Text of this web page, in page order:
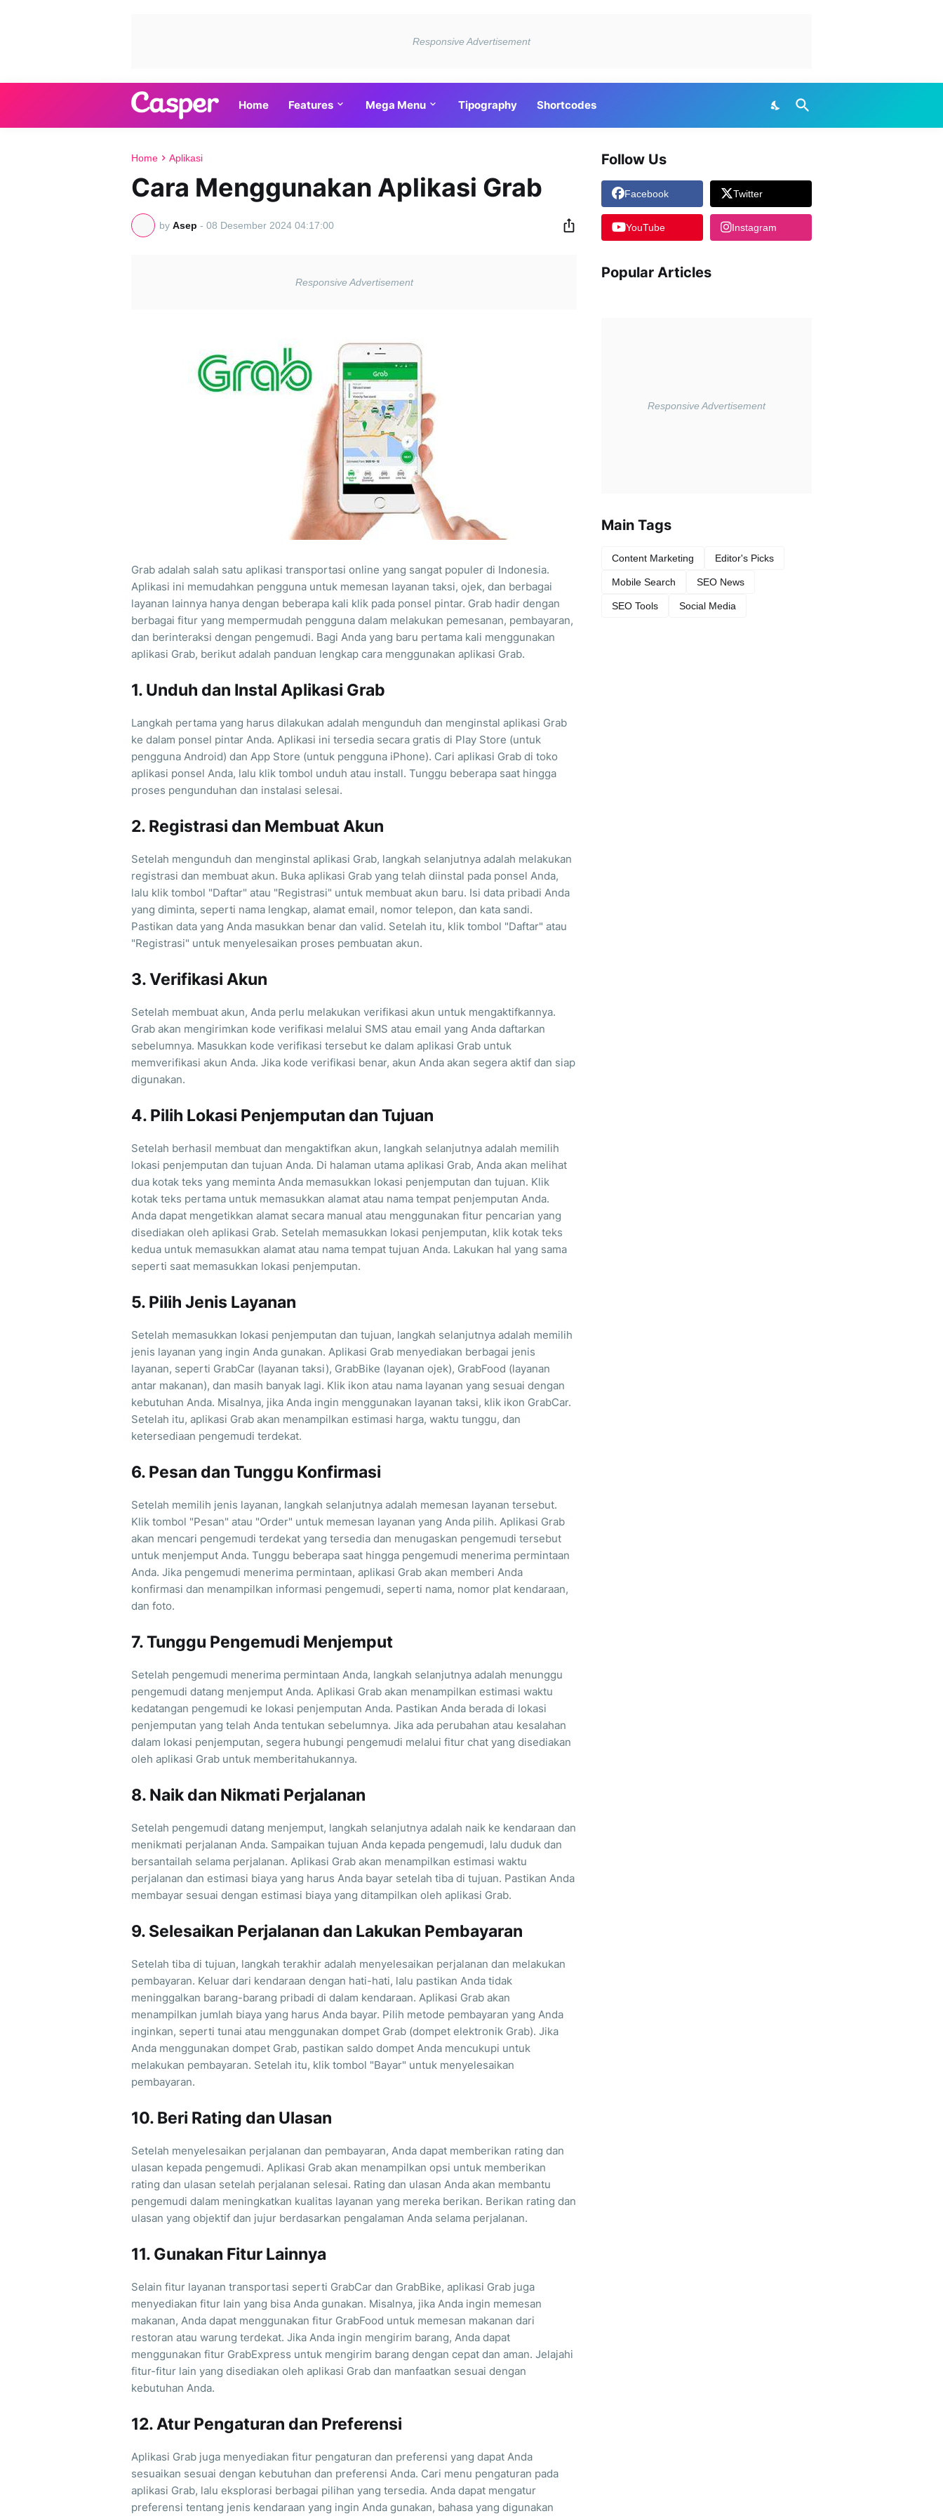
Home Features Mega Menu Tipography Shortcodes
Home Aplikasi
Cara Menggunakan Aplikasi Grab
by Asep - 08 Desember 2024 04:17:00
Grab adalah salah satu aplikasi transportasi online yang sangat populer di Indonesia.
Aplikasi ini memudahkan pengguna untuk memesan layanan taksi, ojek, dan berbagai
layanan lainnya hanya dengan beberapa kali klik pada ponsel pintar. Grab hadir dengan
berbagai fitur yang mempermudah pengguna dalam melakukan pemesanan, pembayaran,
dan berinteraksi dengan pengemudi. Bagi Anda yang baru pertama kali menggunakan
aplikasi Grab, berikut adalah panduan lengkap cara menggunakan aplikasi Grab.
1. Unduh dan Instal Aplikasi Grab
Langkah pertama yang harus dilakukan adalah mengunduh dan menginstal aplikasi Grab
ke dalam ponsel pintar Anda. Aplikasi ini tersedia secara gratis di Play Store (untuk
pengguna Android) dan App Store (untuk pengguna iPhone). Cari aplikasi Grab di toko
aplikasi ponsel Anda, lalu klik tombol unduh atau install. Tunggu beberapa saat hingga
proses pengunduhan dan instalasi selesai.
2. Registrasi dan Membuat Akun
Setelah mengunduh dan menginstal aplikasi Grab, langkah selanjutnya adalah melakukan
registrasi dan membuat akun. Buka aplikasi Grab yang telah diinstal pada ponsel Anda,
lalu klik tombol "Daftar" atau "Registrasi" untuk membuat akun baru. Isi data pribadi Anda
yang diminta, seperti nama lengkap, alamat email, nomor telepon, dan kata sandi.
Pastikan data yang Anda masukkan benar dan valid. Setelah itu, klik tombol "Daftar" atau
"Registrasi" untuk menyelesaikan proses pembuatan akun.
3. Verifikasi Akun
Setelah membuat akun, Anda perlu melakukan verifikasi akun untuk mengaktifkannya.
Grab akan mengirimkan kode verifikasi melalui SMS atau email yang Anda daftarkan
sebelumnya. Masukkan kode verifikasi tersebut ke dalam aplikasi Grab untuk
memverifikasi akun Anda. Jika kode verifikasi benar, akun Anda akan segera aktif dan siap
digunakan.
4. Pilih Lokasi Penjemputan dan Tujuan
Setelah berhasil membuat dan mengaktifkan akun, langkah selanjutnya adalah memilih
lokasi penjemputan dan tujuan Anda. Di halaman utama aplikasi Grab, Anda akan melihat
dua kotak teks yang meminta Anda memasukkan lokasi penjemputan dan tujuan. Klik
kotak teks pertama untuk memasukkan alamat atau nama tempat penjemputan Anda.
Anda dapat mengetikkan alamat secara manual atau menggunakan fitur pencarian yang
disediakan oleh aplikasi Grab. Setelah memasukkan lokasi penjemputan, klik kotak teks
kedua untuk memasukkan alamat atau nama tempat tujuan Anda. Lakukan hal yang sama
seperti saat memasukkan lokasi penjemputan.
5. Pilih Jenis Layanan
Setelah memasukkan lokasi penjemputan dan tujuan, langkah selanjutnya adalah memilih
jenis layanan yang ingin Anda gunakan. Aplikasi Grab menyediakan berbagai jenis
layanan, seperti GrabCar (layanan taksi), GrabBike (layanan ojek), GrabFood (layanan
antar makanan), dan masih banyak lagi. Klik ikon atau nama layanan yang sesuai dengan
kebutuhan Anda. Misalnya, jika Anda ingin menggunakan layanan taksi, klik ikon GrabCar.
Setelah itu, aplikasi Grab akan menampilkan estimasi harga, waktu tunggu, dan
ketersediaan pengemudi terdekat.
6. Pesan dan Tunggu Konfirmasi
Setelah memilih jenis layanan, langkah selanjutnya adalah memesan layanan tersebut.
Klik tombol "Pesan" atau "Order" untuk memesan layanan yang Anda pilih. Aplikasi Grab
akan mencari pengemudi terdekat yang tersedia dan menugaskan pengemudi tersebut
untuk menjemput Anda. Tunggu beberapa saat hingga pengemudi menerima permintaan
Anda. Jika pengemudi menerima permintaan, aplikasi Grab akan memberi Anda
konfirmasi dan menampilkan informasi pengemudi, seperti nama, nomor plat kendaraan,
dan foto.
7. Tunggu Pengemudi Menjemput
Setelah pengemudi menerima permintaan Anda, langkah selanjutnya adalah menunggu
pengemudi datang menjemput Anda. Aplikasi Grab akan menampilkan estimasi waktu
kedatangan pengemudi ke lokasi penjemputan Anda. Pastikan Anda berada di lokasi
penjemputan yang telah Anda tentukan sebelumnya. Jika ada perubahan atau kesalahan
dalam lokasi penjemputan, segera hubungi pengemudi melalui fitur chat yang disediakan
oleh aplikasi Grab untuk memberitahukannya.
8. Naik dan Nikmati Perjalanan
Setelah pengemudi datang menjemput, langkah selanjutnya adalah naik ke kendaraan dan
menikmati perjalanan Anda. Sampaikan tujuan Anda kepada pengemudi, lalu duduk dan
bersantailah selama perjalanan. Aplikasi Grab akan menampilkan estimasi waktu
perjalanan dan estimasi biaya yang harus Anda bayar setelah tiba di tujuan. Pastikan Anda
membayar sesuai dengan estimasi biaya yang ditampilkan oleh aplikasi Grab.
9. Selesaikan Perjalanan dan Lakukan Pembayaran
Setelah tiba di tujuan, langkah terakhir adalah menyelesaikan perjalanan dan melakukan
pembayaran. Keluar dari kendaraan dengan hati-hati, lalu pastikan Anda tidak
meninggalkan barang-barang pribadi di dalam kendaraan. Aplikasi Grab akan
menampilkan jumlah biaya yang harus Anda bayar. Pilih metode pembayaran yang Anda
inginkan, seperti tunai atau menggunakan dompet Grab (dompet elektronik Grab). Jika
Anda menggunakan dompet Grab, pastikan saldo dompet Anda mencukupi untuk
melakukan pembayaran. Setelah itu, klik tombol "Bayar" untuk menyelesaikan
pembayaran.
10. Beri Rating dan Ulasan
Setelah menyelesaikan perjalanan dan pembayaran, Anda dapat memberikan rating dan
ulasan kepada pengemudi. Aplikasi Grab akan menampilkan opsi untuk memberikan
rating dan ulasan setelah perjalanan selesai. Rating dan ulasan Anda akan membantu
pengemudi dalam meningkatkan kualitas layanan yang mereka berikan. Berikan rating dan
ulasan yang objektif dan jujur berdasarkan pengalaman Anda selama perjalanan.
11. Gunakan Fitur Lainnya
Selain fitur layanan transportasi seperti GrabCar dan GrabBike, aplikasi Grab juga
menyediakan fitur lain yang bisa Anda gunakan. Misalnya, jika Anda ingin memesan
makanan, Anda dapat menggunakan fitur GrabFood untuk memesan makanan dari
restoran atau warung terdekat. Jika Anda ingin mengirim barang, Anda dapat
menggunakan fitur GrabExpress untuk mengirim barang dengan cepat dan aman. Jelajahi
fitur-fitur lain yang disediakan oleh aplikasi Grab dan manfaatkan sesuai dengan
kebutuhan Anda.
12. Atur Pengaturan dan Preferensi
Aplikasi Grab juga menyediakan fitur pengaturan dan preferensi yang dapat Anda
sesuaikan sesuai dengan kebutuhan dan preferensi Anda. Cari menu pengaturan pada
aplikasi Grab, lalu eksplorasi berbagai pilihan yang tersedia. Anda dapat mengatur
preferensi tentang jenis kendaraan yang ingin Anda gunakan, bahasa yang digunakan
Follow Us
Facebook Twitter
YouTube Instagram
Popular Articles
Main Tags
Content Marketing Editor's Picks
Mobile Search SEO News
SEO Tools Social Media